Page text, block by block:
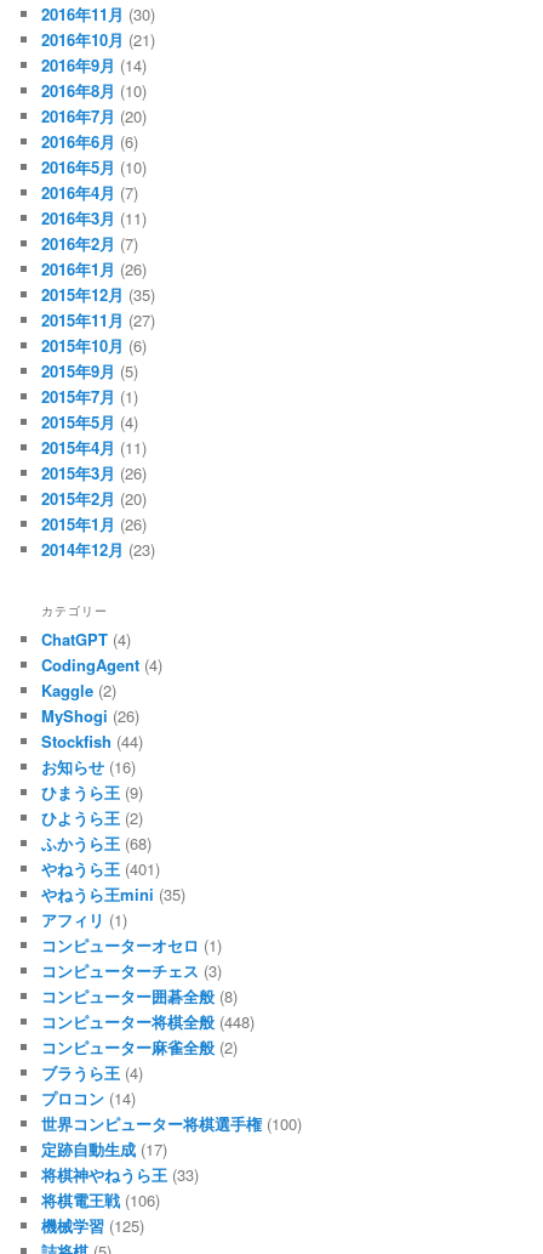
2016年11月 (30)
2016年10月 (21)
2016年9月 (14)
2016年8月 (10)
2016年7月 (20)
2016年6月 (6)
2016年5月 (10)
2016年4月 (7)
2016年3月 (11)
2016年2月 (7)
2016年1月 (26)
2015年12月 (35)
2015年11月 (27)
2015年10月 (6)
2015年9月 (5)
2015年7月 (1)
2015年5月 (4)
2015年4月 (11)
2015年3月 (26)
2015年2月 (20)
2015年1月 (26)
2014年12月 (23)
カテゴリー
ChatGPT (4)
CodingAgent (4)
Kaggle (2)
MyShogi (26)
Stockfish (44)
お知らせ (16)
ひまうら王 (9)
ひようら王 (2)
ふかうら王 (68)
やねうら王 (401)
やねうら王mini (35)
アフィリ (1)
コンピューターオセロ (1)
コンピューターチェス (3)
コンピューター囲碁全般 (8)
コンピューター将棋全般 (448)
コンピューター麻雀全般 (2)
ブラうら王 (4)
プロコン (14)
世界コンピューター将棋選手権(100)
定跡自動生成 (17)
将棋神やねうら王 (33)
将棋電王戦 (106)
機械学習 (125)